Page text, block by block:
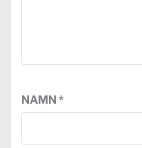
NAMN *